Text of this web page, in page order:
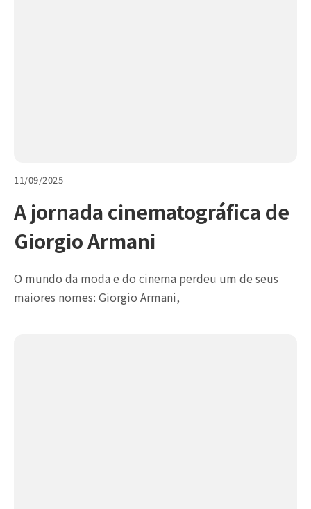
11/09/2025
A jornada cinematográfica de
Giorgio Armani
O mundo da moda e do cinema perdeu um de seus
maiores nomes: Giorgio Armani,